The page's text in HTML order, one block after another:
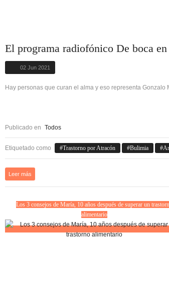
El programa radiofónico De boca
02 Jun 2021
Hay personas que curan el alma y eso representa Gonzalo
Publicado en Todos
Etiquetado como Trastorno por Atracón Bulimia
Leer más
Los 3 consejos de María, 10 años después de superar un
alimentario